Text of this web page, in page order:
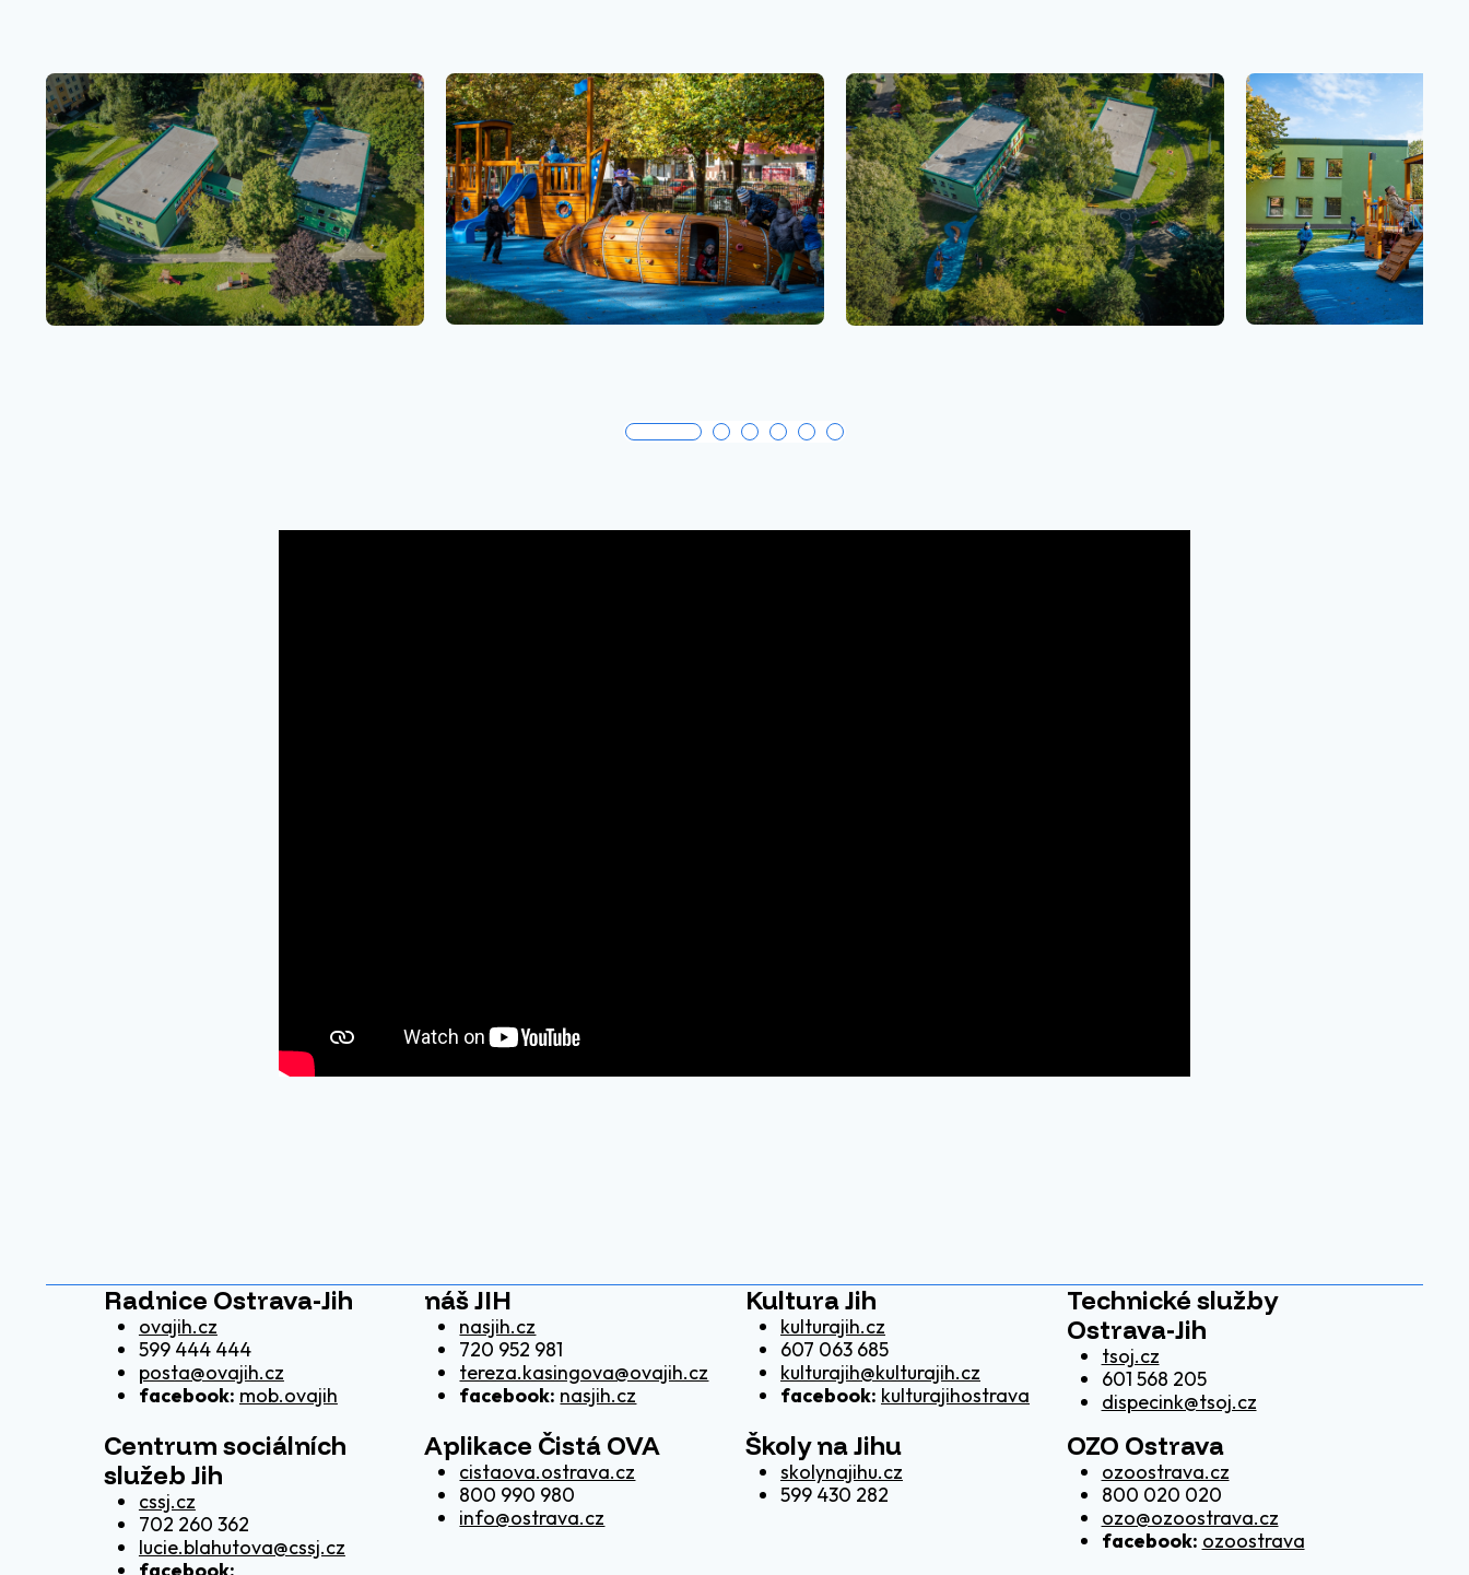
Radnice Ostrava-Jih
ovajih.cz
599 444 444
posta@ovajih.cz
facebook: mob.ovajih
náš JIH
nasjih.cz
720 952 981
tereza.kasingova@ovajih.cz
facebook: nasjih.cz
Kultura Jih
kulturajih.cz
607 063 685
kulturajih@kulturajih.cz
facebook: kulturajihostrava
Technické služby
Ostrava-Jih
tsoj.cz
601 568 205
dispecink@tsoj.cz
Centrum sociálních
služeb Jih
cssj.cz
702 260 362
lucie.blahutova@cssj.cz
facebook:
Aplikace Čistá OVA
cistaova.ostrava.cz
800 990 980
info@ostrava.cz
Školy na Jihu
skolynajihu.cz
599 430 282
OZO Ostrava
ozoostrava.cz
800 020 020
ozo@ozoostrava.cz
facebook: ozoostrava